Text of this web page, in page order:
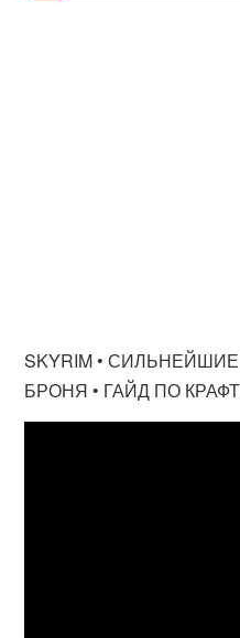
SKYRIM •
БРОНЯ • ГАЙД ПО